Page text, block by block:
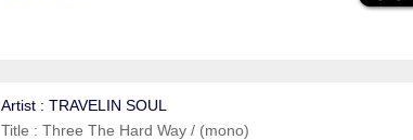
Artist : TRAVELIN SOUL
Title : Three The Hard Way / (mono)